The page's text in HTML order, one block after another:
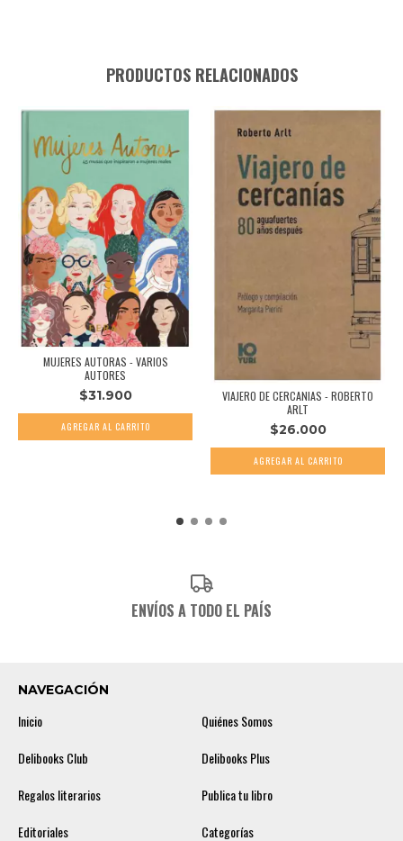
PRODUCTOS RELACIONADOS
MUJERES AUTORAS - VARIOS
AUTORES
$31.900
VIAJERO DE CERCANIAS - ROBERTO
ARLT
$26.000
ENVÍOS A TODO EL PAÍS
NAVEGACIÓN
Inicio
Quiénes Somos
Delibooks Club
Delibooks Plus
Regalos literarios
Publica tu libro
Editoriales
Categorías